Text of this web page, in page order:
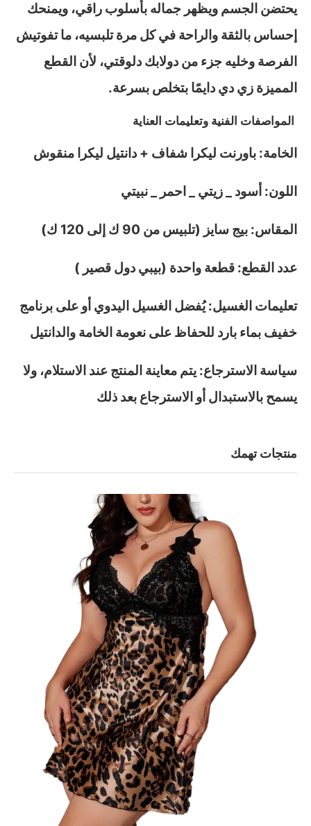
يحتضن الجسم ويظهر جماله بأسلوب راقي، ويمنحك
إحساس بالثقة والراحة في كل مرة تلبسيه، ما تفوتيش
الفرصة وخليه جزء من دولابك دلوقتي، لأن القطع
المميزة زي دي دايمًا بتخلص بسرعة.
المواصفات الفنية وتعليمات العناية
الخامة: باورنت ليكرا شفاف + دانتيل ليكرا منقوش
اللون: أسود _ زيتي _ احمر _ نبيتي
المقاس: بيج سايز (تلبيس من 90 ك إلى 120 ك)
عدد القطع: قطعة واحدة (بيبي دول قصير )
تعليمات الغسيل: يُفضل الغسيل اليدوي أو على برنامج
خفيف بماء بارد للحفاظ على نعومة الخامة والدانتيل
سياسة الاسترجاع: يتم معاينة المنتج عند الاستلام، ولا
يسمح بالاستبدال أو الاسترجاع بعد ذلك
منتجات تهمك